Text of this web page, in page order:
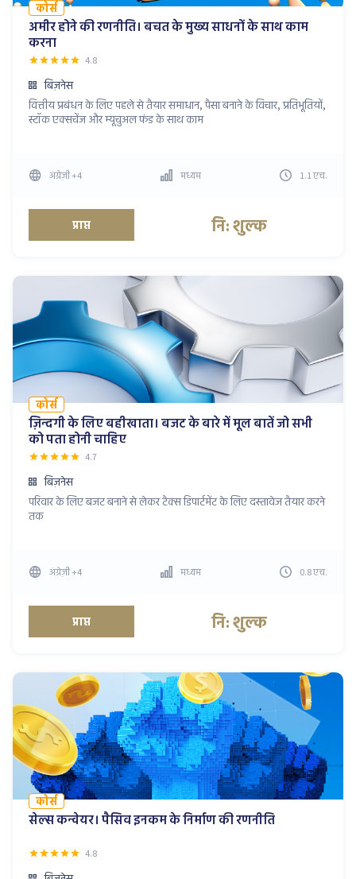
कोर्स
अमीर होने की रणनीति। बचत के मुख्य साधनों के साथ काम
करना
4.8
बिज़नेस
वित्तीय प्रबंधन के लिए पहले से तैयार समाधान, पैसा बनाने के विचार, प्रतिभूतियों,
स्टॉक एक्सचेंज और म्यूचुअल फंड के साथ काम
अंग्रेज़ी+4 मध्यम 1.1एच.
प्राप्त नि: शुल्क
कोर्स
ज़िन्दगी के लिए बहीखाता। बजट के बारे में मूल बातें जो सभी
को पता होनी चाहिए
4.7
बिज़नेस
परिवार के लिए बजट बनाने से लेकर टैक्स डिपार्टमेंट के लिए दस्तावेज तैयार करने
तक
अंग्रेज़ी+4 मध्यम 0.8एच.
प्राप्त नि: शुल्क
कोर्स
सेल्स कन्वेयर। पैसिव इनकम के निर्माण की रणनीति
4.8